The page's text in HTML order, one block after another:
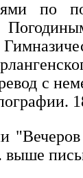
по
с
"Вечеров
выше